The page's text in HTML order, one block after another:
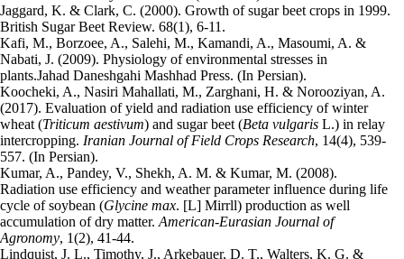
Jaggard, K. & Clark, C. (2000). Growth of sugar beet crops in 1999.
British Sugar Beet Review. 68(1), 6-11.
Kafi, M., Borzoee, A., Salehi, M., Kamandi, A., Masoumi, A. &
Nabati, J. (2009). Physiology of environmental stresses in
plants.Jahad Daneshgahi Mashhad Press. (In Persian).
Koocheki, A., Nasiri Mahallati, M., Zarghani, H. & Norooziyan, A.
(2017). Evaluation of yield and radiation use efficiency of winter
wheat (Triticum aestivum) and sugar beet (Beta vulgaris L.) in relay
intercropping. Iranian Journal of Field Crops Research, 14(4), 539-
557. (In Persian).
Kumar, A., Pandey, V., Shekh, A. M. & Kumar, M. (2008).
Radiation use efficiency and weather parameter influence during life
cycle of soybean (Glycine max. [L] Mirrll) production as well
accumulation of dry matter. American-Eurasian Journal of
Agronomy, 1(2), 41-44.
Lindquist, J. L., Timothy, J., Arkebauer, D. T., Walters, K. G. &